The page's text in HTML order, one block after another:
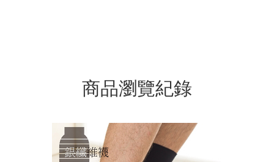
商品瀏覽紀錄